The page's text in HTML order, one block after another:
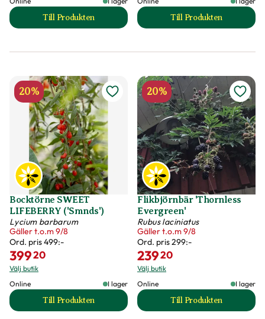
Till Produkten
till Blåbärstry 'Kalinka' produktsida
Till Produkten
till Blåbärstry
20%
Bocktörne SWEET
LIFEBERRY ('Smnds')
Lycium barbarum
Gäller t.o.m 9/8
Ord. pris499:-
39920
Välj butik
Online
I lager
Till Produkten
till Bocktörne SWEET LIFEBERRY ('Smnds')
20%
Flikbjörnbär 'Thornless
Evergreen'
Rubus laciniatus
Gäller t.o.m 9/8
Ord. pris299:-
23920
Välj butik
Online
I lager
Till Produkten
till Flikbjörnbär